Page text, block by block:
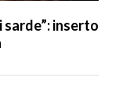
inserto